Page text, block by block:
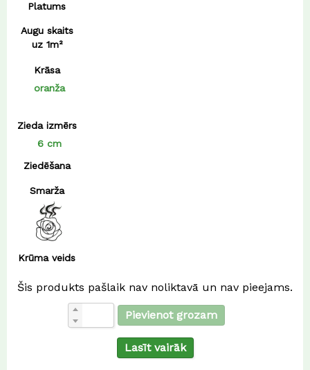
Platums
Augu skaits
uz 1m²
Krāsa
oranža
Zieda izmērs
6 cm
Ziedēšana
Smarža
Krūma veids
Šis produkts pašlaik nav noliktavā un nav pieejams.
Pievienot grozam
Lasīt vairāk